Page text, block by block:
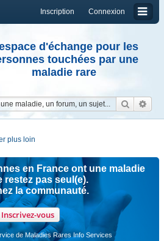
Connexion
Inscription
d'échange pour les
touchées par une
maladie rare
plus loin
en France ont une maladie
restez pas seul(e).
la communauté.
Inscrivez-vous
de Maladies Rares Info Services